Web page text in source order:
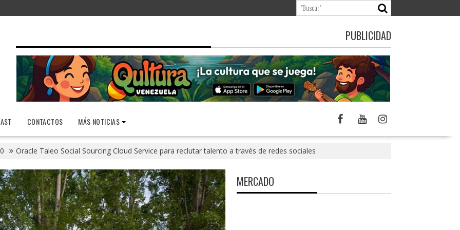
PUBLICIDAD
CONTACTOS MÁS NOTICIAS
Oracle Taleo Social Sourcing Cloud Service para reclutar talento a través de redes sociales
MERCADO